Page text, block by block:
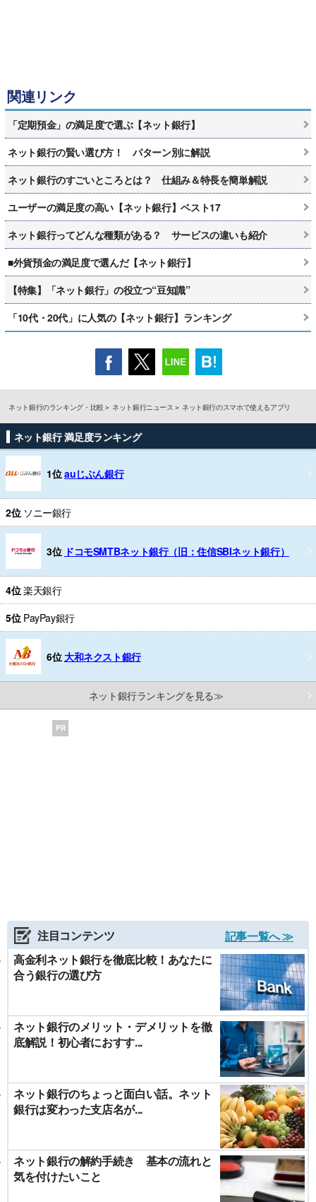
関連リンク
「定期預金」の満足度で選ぶ【ネット銀行】
ネット銀行の賢い選び方！ パターン別に解説
ネット銀行のすごいところとは？ 仕組み＆特長を簡単解説
ユーザーの満足度の高い【ネット銀行】ベスト17
ネット銀行ってどんな種類がある？ サービスの違いも紹介
■外貨預金の満足度で選んだ【ネット銀行】
【特集】「ネット銀行」の役立つ“豆知識”
「10代・20代」に人気の【ネット銀行】ランキング
ネット銀行のランキング・比較 ネット銀行ニュース ネット銀行のスマホで使えるアプリ
ネット銀行 満足度ランキング
1位auじぶん銀行
2位 ソニー銀行
3位 ドコモSMTBネット銀行（旧：住信SBIネット銀行）
4位楽天銀行
5位 PayPay銀行
6位 大和ネクスト銀行
ネット銀行ランキングを見る≫
PR
注目コンテンツ
記事一覧へ ≫
高金利ネット銀行を徹底比較！あなたに
合う銀行の選び方
ネット銀行のメリット・デメリットを徹
底解説！初心者におすす...
ネット銀行のちょっと面白い話。ネット
銀行は変わった支店名が...
ネット銀行の解約手続き 基本の流れと
気を付けたいこと